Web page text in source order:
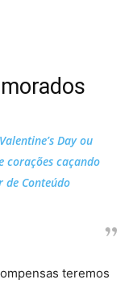
Day ou
corações caçando
de Conteúdo
teremos